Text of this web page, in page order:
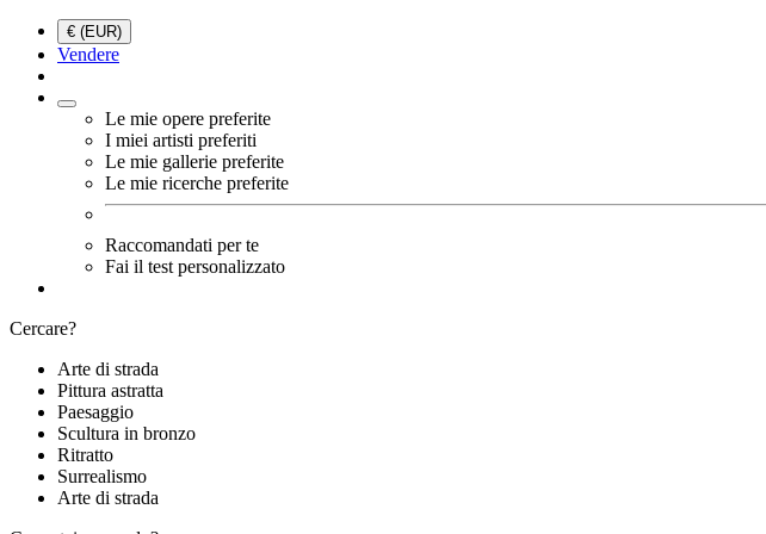
€ (EUR)
Vendere
Le mie opere preferite
I miei artisti preferiti
Le mie gallerie preferite
Le mie ricerche preferite
Raccomandati per te
Fai il test personalizzato
Cercare?
Arte di strada
Pittura astratta
Paesaggio
Scultura in bronzo
Ritratto
Surrealismo
Arte di strada